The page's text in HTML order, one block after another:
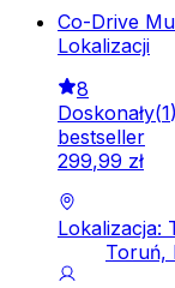
Co-Drive
Lokalizacji
8
Doskonały(1)
bestseller
299,99 zł
Lokalizacja:
Toruń,